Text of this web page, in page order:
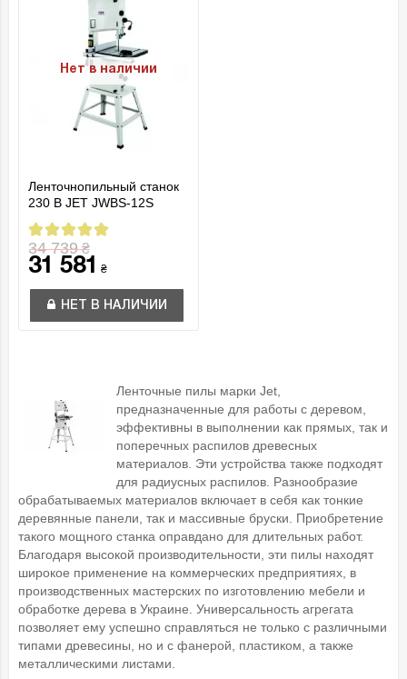
Нет в наличии
Ленточнопильный станок
230 В JET JWBS-12S
34 739₴
31 581 ₴
НЕТ В НАЛИЧИИ
Ленточные пилы марки Jet,
предназначенные для работы с деревом,
эффективны в выполнении как прямых, так и
поперечных распилов древесных
материалов. Эти устройства также подходят
для радиусных распилов. Разнообразие
обрабатываемых материалов включает в себя как тонкие
деревянные панели, так и массивные бруски. Приобретение
такого мощного станка оправдано для длительных работ.
Благодаря высокой производительности, эти пилы находят
широкое применение на коммерческих предприятиях, в
производственных мастерских по изготовлению мебели и
обработке дерева в Украине. Универсальность агрегата
позволяет ему успешно справляться не только с различными
типами древесины, но и с фанерой, пластиком, а также
металлическими листами.